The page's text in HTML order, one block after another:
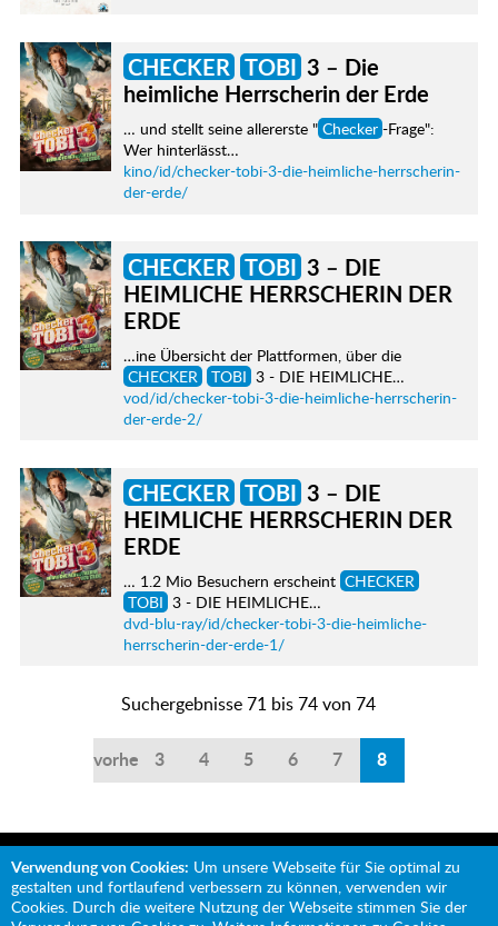
CHECKER TOBI3 – Die
heimliche Herrscherin der Erde
… und stellt seine allererste " Checker -Frage":
Wer hinterlässt…
kino/id/checker-tobi-3-die-heimliche-herrscherin-
der-erde/
CHECKER TOBI3 – DIE
HEIMLICHE HERRSCHERIN DER
ERDE
…ine Übersicht der Plattformen, über die
CHECKER
TOBI 3 - DIE HEIMLICHE…
vod/id/checker-tobi-3-die-heimliche-herrscherin-
der-erde-2/
CHECKER TOBI3 – DIE
HEIMLICHE HERRSCHERIN DER
ERDE
… 1.2 Mio Besuchern erscheint CHECKER
TOBI 3 - DIE HEIMLICHE…
dvd-blu-ray/id/checker-tobi-3-die-heimliche-
herrscherin-der-erde-1/
Suchergebnisse 71 bis 74 von 74
vorherige
3 4 5 6 7 8
Verwendung von Cookies: Um unsere Webseite für Sie optimal zu
gestalten und fortlaufend verbessern zu können, verwenden wir
Cookies. Durch die weitere Nutzung der Webseite stimmen Sie der